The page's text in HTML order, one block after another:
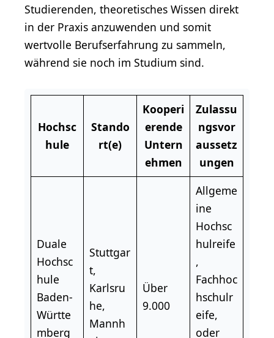
Studierenden, theoretisches Wissen direkt
in der Praxis anzuwenden und somit
wertvolle Berufserfahrung zu sammeln,
während sie noch im Studium sind.
Hochsc
hule
Stando
rt(e)
Kooperi
erende
Untern
ehmen
Zulassu
ngsvor
aussetz
ungen
Duale
Hochsc
hule
Baden-
Württe
mberg
Stuttgar
t,
Karlsru
he,
Mannh
Über
9.000
Allgeme
ine
Hochsc
hulreife
,
Fachhoc
hschulr
eife,
oder